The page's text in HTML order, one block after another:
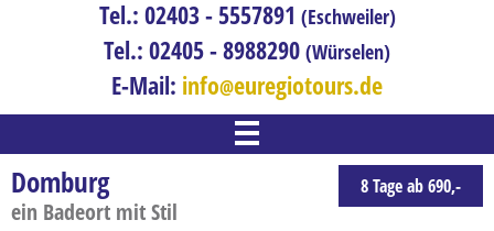
Tel.: 02403 - 5557891 (Eschweiler)
Tel.: 02405 - 8988290 (Würselen)
E-Mail: info euregiotours.de
8 Tage ab 690,-
Domburg
ein Badeort mit Stil